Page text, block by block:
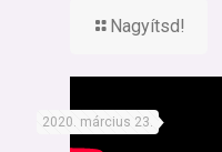
Nagyítsd!
2020. március 23.